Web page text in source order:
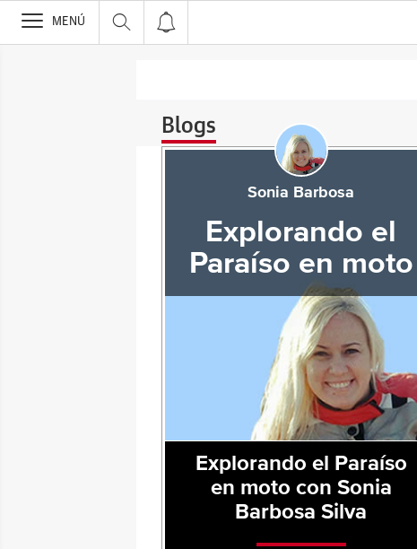
>
MENÚ
Blogs
Sonia Barbosa
Explorando el
Paraíso en moto
Explorando el Paraíso
en moto con Sonia
Barbosa Silva